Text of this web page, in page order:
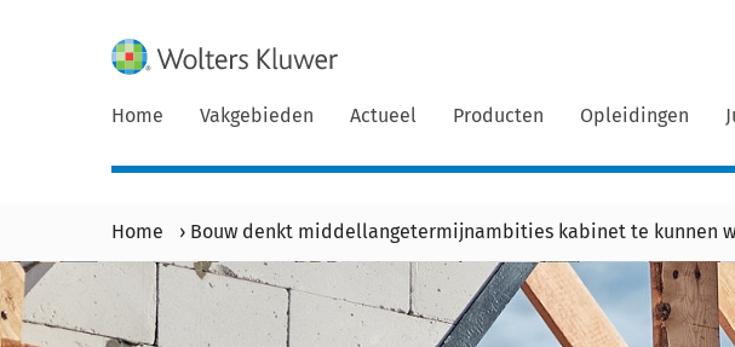
Home Vakgebieden Actueel Producten Opleidingen
Home › Bouw denkt middellangetermijnambities kabinet te kunnen